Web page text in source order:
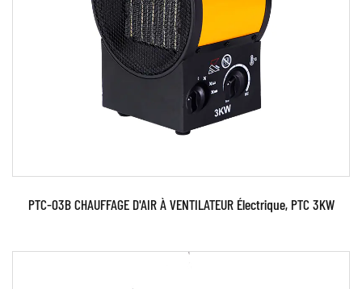
Paramètres:
EN SAVOIR PLUS
PTC-03B CHAUFFAGE D'AIR À VENTILATEUR Électrique, PTC 3KW